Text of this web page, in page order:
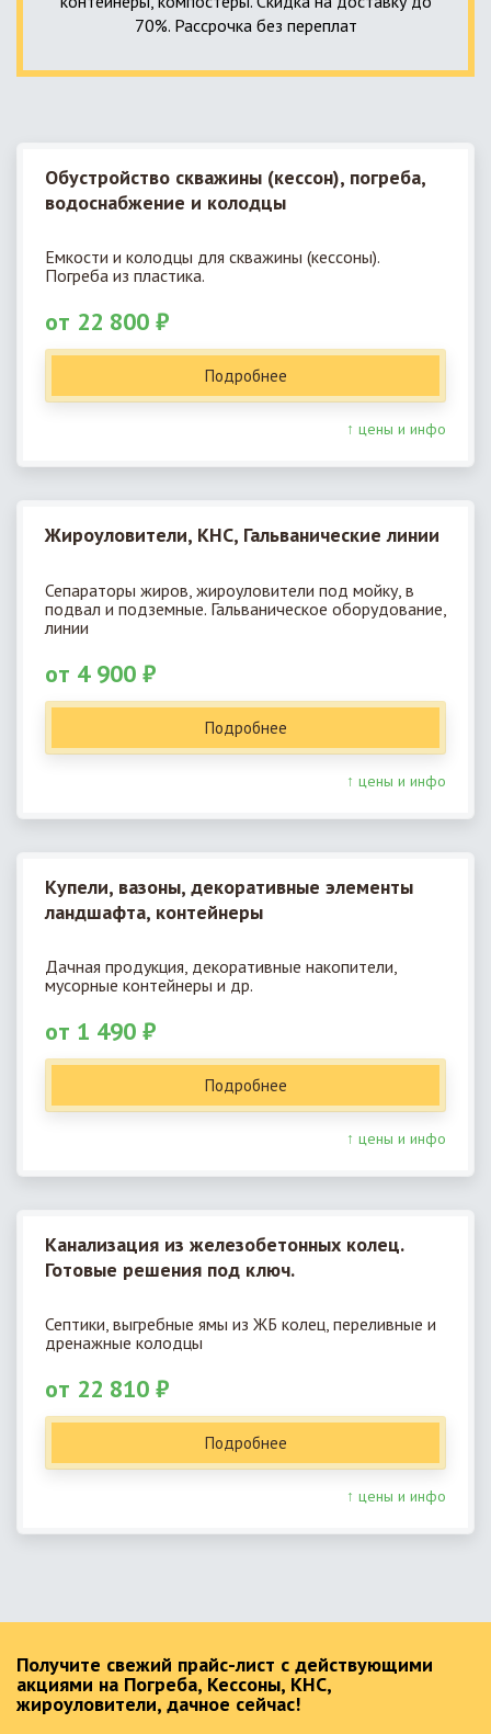
70%. Рассрочка без переплат
Обустройство скважины (кессон), погреба,
водоснабжение и колодцы
Емкости и колодцы для скважины (кессоны).
Погреба из пластика.
от 22 800 ₽
Подробнее
↑ цены и инфо
Жироуловители, КНС, Гальванические линии
Сепараторы жиров, жироуловители под мойку, в
подвал и подземные. Гальваническое оборудование,
линии
от 4 900 ₽
Подробнее
↑ цены и инфо
Купели, вазоны, декоративные элементы
ландшафта, контейнеры
Дачная продукция, декоративные накопители,
мусорные контейнеры и др.
от 1 490 ₽
Подробнее
↑ цены и инфо
Канализация из железобетонных колец.
Готовые решения под ключ.
Септики, выгребные ямы из ЖБ колец, переливные и
дренажные колодцы
от 22 810 ₽
Подробнее
↑ цены и инфо
Получите свежий прайс-лист с действующими
акциями на Погреба, Кессоны, КНС,
жироуловители, дачное сейчас!